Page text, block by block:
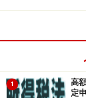
1
高
定